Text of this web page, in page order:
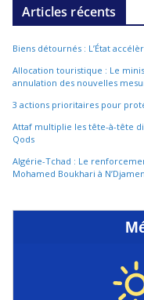
Articles récents
Biens détournés : L’État
Allocation touristique : Le
annulation des nouvelles
3 actions prioritaires pour
Attaf multiplie les tête-à-tête
Qods
Algérie-Tchad : Le
Mohamed Boukhari à